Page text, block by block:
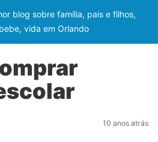
blog sobre família, pais e filhos,
vida em Orlando
10 anos atrás